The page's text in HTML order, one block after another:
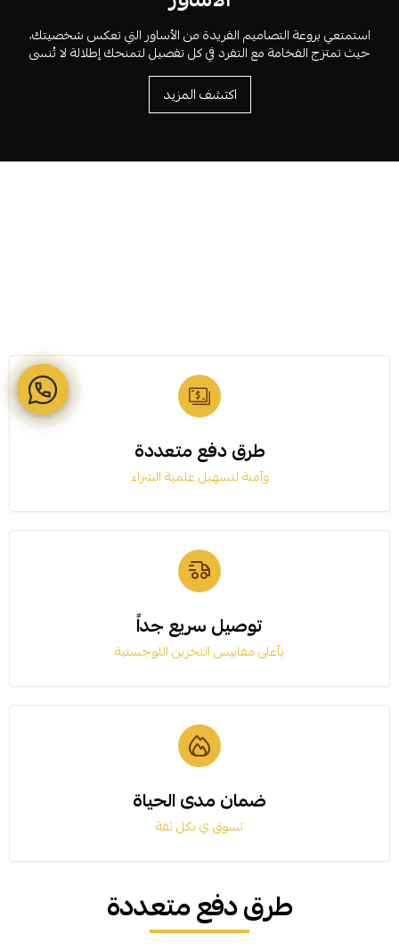
استمتعي بروعة التصاميم الفريدة من الأساور التي تعكس شخصيتك،
حيث تمتزج الفخامة مع التفرد في كل تفصيل لتمنحك إطلالة لا تُنسى
اكتشف المزيد
طرق دفع متعددة
وآمنة لتسهيل علمية الشراء
توصيل سريع جداً
بأعلى مقاييس التخزين اللوجستية
ضمان مدى الحياة
تسوق ي بكل ثقة
طرق دفع متعددة